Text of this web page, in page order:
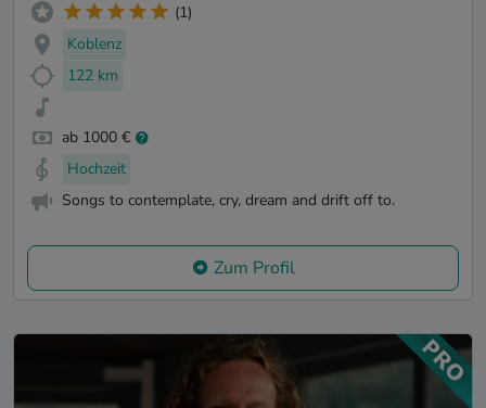
(1)
Koblenz
122 km
ab 1000 €
Hochzeit
Songs to contemplate, cry, dream and drift off to.
Zum Profil